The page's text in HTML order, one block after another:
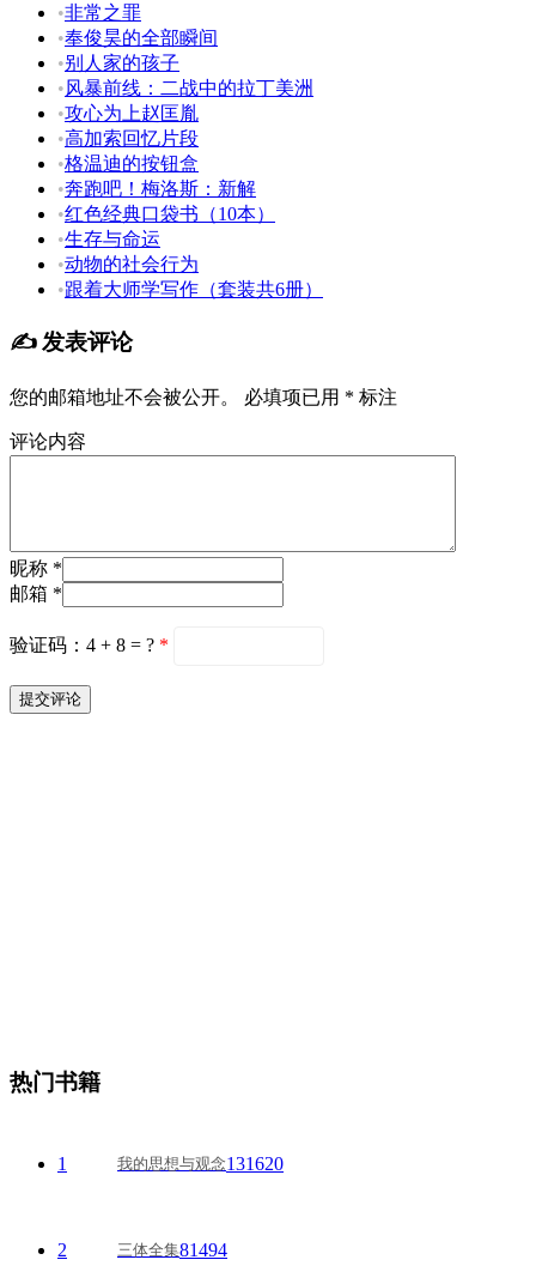
•非常之罪
•奉俊昊的全部瞬间
•别人家的孩子
•风暴前线：二战中的拉丁美洲
•攻心为上赵匡胤
•高加索回忆片段
•格温迪的按钮盒
•奔跑吧！梅洛斯：新解
•红色经典口袋书（10本）
•生存与命运
•动物的社会行为
•跟着大师学写作（套装共6册）
✍️ 发表评论
您的邮箱地址不会被公开。 必填项已用 * 标注
评论内容
昵称 *
邮箱 *
验证码：4 + 8 = ? *
热门书籍
1 我的思想与观念131620
2 三体全集81494